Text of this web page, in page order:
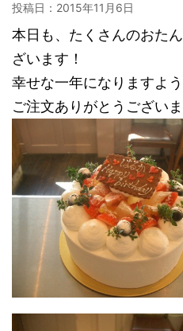
投稿日： 2015年11月6日
本日も、たくさんのおた
ざいます！
幸せな一年になりますよう
ご注文ありがとうございま